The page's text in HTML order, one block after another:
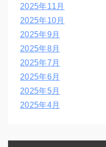
2025年11月
2025年10月
2025年9月
2025年8月
2025年7月
2025年6月
2025年5月
2025年4月